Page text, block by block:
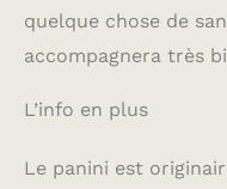
quelque chose de
accompagnera très
L’info en plus
Le panini est